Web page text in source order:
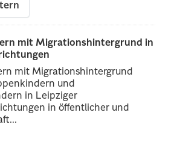
mit Migrationshintergrund in
mit Migrationshintergrund
und
in Leipziger
in öffentlicher und